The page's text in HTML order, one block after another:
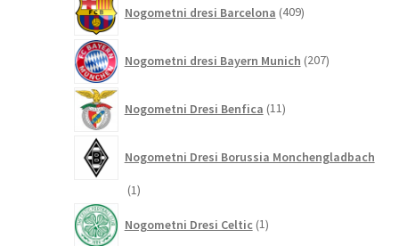
Nogometni dresi Barcelona 409izdelkov
Nogometni dresi Bayern Munich 207izdelkov
Nogometni Dresi Benfica 11izdelkov
Nogometni Dresi Borussia Monchengladbach
11
Nogometni Dresi Celtic 1izdelek